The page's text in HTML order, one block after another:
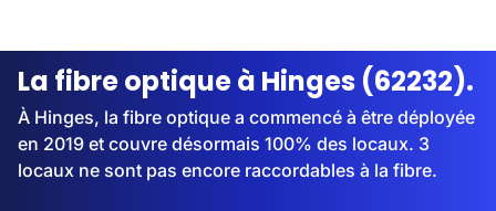
Streaming
La fibre optique à Hinges (62232).
À Hinges, la fibre optique a commencé à être déployée
en 2019 et couvre désormais 100% des locaux. 3
locaux ne sont pas encore raccordables à la fibre.